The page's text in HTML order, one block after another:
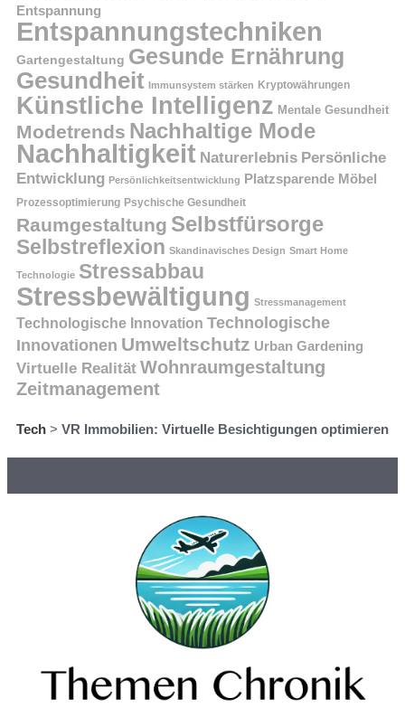
Entspannung
Entspannungstechniken
Gartengestaltung Gesunde Ernährung
Gesundheit Immunsystem stärken Kryptowährungen
Künstliche Intelligenz Mentale Gesundheit
Modetrends Nachhaltige Mode
Nachhaltigkeit Naturerlebnis Persönliche
Entwicklung Persönlichkeitsentwicklung Platzsparende Möbel
Prozessoptimierung Psychische Gesundheit
Raumgestaltung Selbstfürsorge
Selbstreflexion Skandinavisches Design Smart Home
Technologie Stressabbau
Stressbewältigung Stressmanagement
Technologische Innovation Technologische
Innovationen Umweltschutz Urban Gardening
Virtuelle Realität Wohnraumgestaltung
Zeitmanagement
Tech > VR Immobilien: Virtuelle Besichtigungen optimieren